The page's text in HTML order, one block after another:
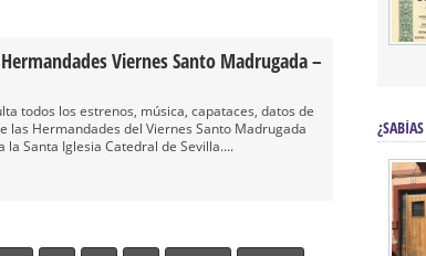
Viernes Santo Madrugada –
todos los estrenos, música, capataces, datos de
las Hermandades del Viernes Santo Madrugada
Santa Iglesia Catedral de Sevilla....